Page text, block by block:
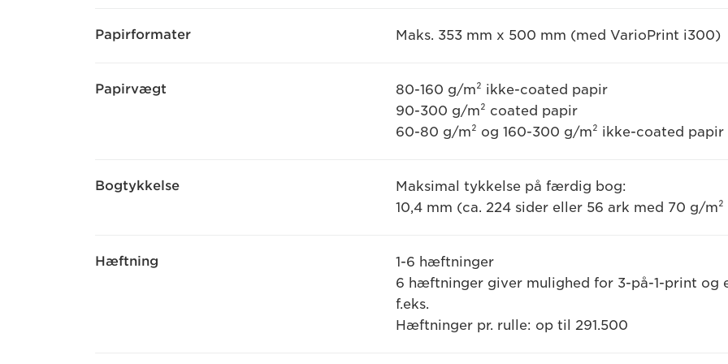
Papirformater Maks. 353 mm x 500 mm (med VarioPrint i300)
Papirvægt
80-160 g/m² ikke-coated papir
90-300 g/m² coated papir
60-80 g/m² og 160-300 g/m² ikke-coated
Bogtykkelse
Maksimal tykkelse på færdig bog:
10,4 mm (ca. 224 sider eller 56 ark med 70 g/
Hæftning
1-6 hæftninger
6 hæftninger giver mulighed for 3-på-1-print og
f.eks.
Hæftninger pr. rulle: op til 291.500